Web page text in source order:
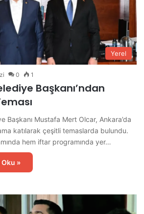
Yerel
0 1
Başkanı’ndan
Başkanı Mustafa Mert Olcar, Ankara’da
katılarak çeşitli temaslarda bulundu.
hem iftar programında yer…
Oku »